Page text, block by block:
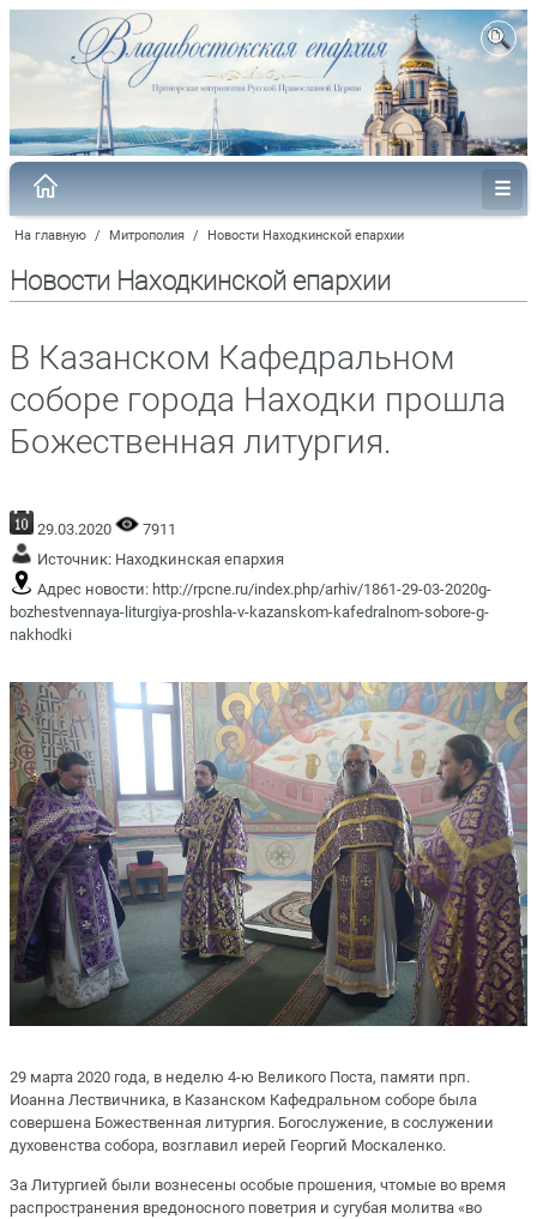
На главную / Митрополия / Новости Находкинской епархии
Новости Находкинской епархии
В Казанском Кафедральном
соборе города Находки прошла
Божественная литургия.
29.03.2020
7911
Источник: Находкинская епархия
Адрес новости: http://rpcne.ru/index.php/arhiv/1861-29-03-2020g-
bozhestvennaya-liturgiya-proshla-v-kazanskom-kafedralnom-sobore-g-
nakhodki
29 марта 2020 года, в неделю 4-ю Великого Поста, памяти прп.
Иоанна Лествичника, в Казанском Кафедральном соборе была
совершена Божественная литургия. Богослужение, в сослужении
духовенства собора, возглавил иерей Георгий Москаленко.
За Литургией были вознесены особые прошения, чтомые во время
распространения вредоносного поветрия и сугубая молитва «во